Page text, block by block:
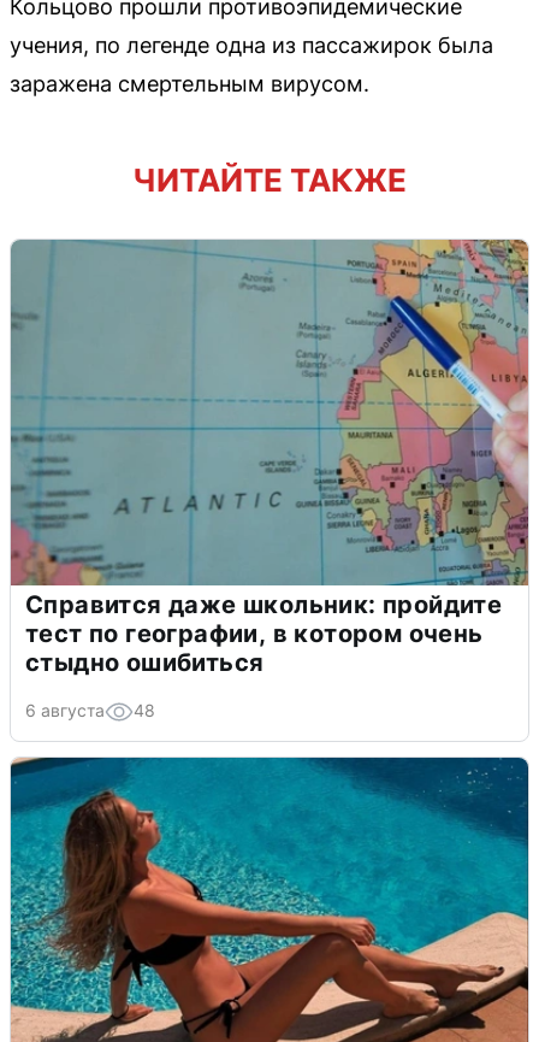
Кольцово прошли противоэпидемические
учения, по легенде одна из пассажирок была
заражена смертельным вирусом.
ЧИТАЙТЕ ТАКЖЕ
Справится даже школьник: пройдите
тест по географии, в котором очень
стыдно ошибиться
6 августа 48